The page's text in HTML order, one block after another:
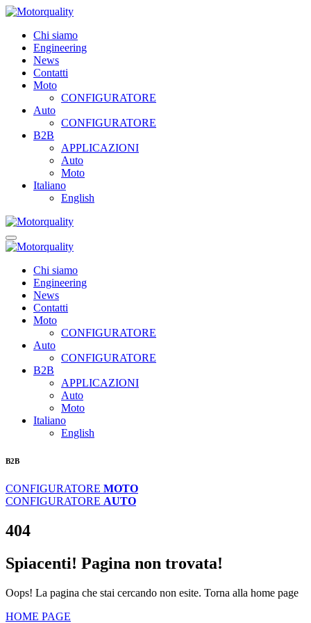
Chi siamo
Engineering
News
Contatti
Moto
CONFIGURATORE
Auto
CONFIGURATORE
B2B
APPLICAZIONI
Auto
Moto
Italiano
English
Chi siamo
Engineering
News
Contatti
Moto
CONFIGURATORE
Auto
CONFIGURATORE
B2B
APPLICAZIONI
Auto
Moto
Italiano
English
B2B
CONFIGURATORE MOTO
CONFIGURATORE AUTO
404
Spiacenti! Pagina non trovata!
Oops! La pagina che stai cercando non esite. Torna alla home page
HOME PAGE